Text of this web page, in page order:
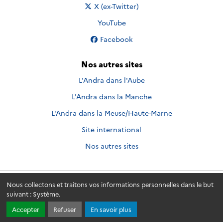
Nous collectons et traitons vos informations personnelles dans le but
suivant : Système.
Accepter
Refuser En savoir plus
Nous suivre sur
X (ex-Twitter)
Nous suivre sur
YouTube
Nous suivre sur
Facebook
Nos autres sites
L'Andra dans l'Aube
L'Andra dans la Manche
L'Andra dans la Meuse/Haute-Marne
Site international
Nos autres sites
Andra.fr © 2026 - Andra. Tous droits réservés.